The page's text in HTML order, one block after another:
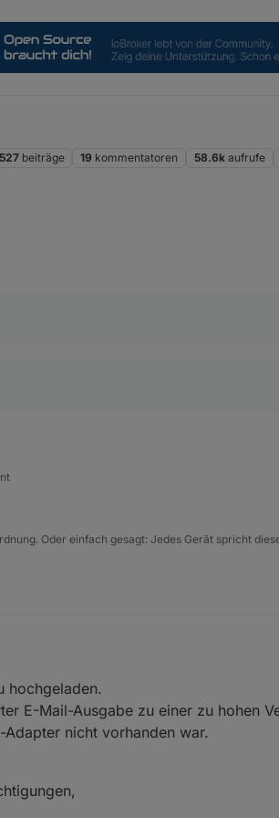
527 beiträge 19 kommentatoren 58.6k aufrufe
Oder einfach gesagt: Jedes Gerät spricht
23:04
hochgeladen.
E-Mail-Ausgabe zu einer zu hohen
nicht vorhanden war.